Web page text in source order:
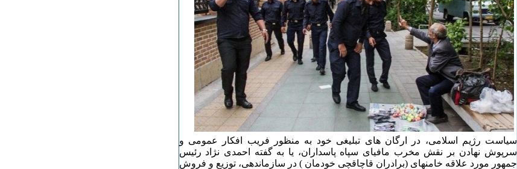
سیاست رژیم اسلامی، در ارگان های تبلیغی خود به منظور فریب افکار عمومی و
سرپوش نهادن بر نقش مخرب مافیای سپاه پاسداران، یا به گفته احمدی نژاد رئیس
جمهور مورد علاقه خامنهای (برادران قاچاقچی خودمان ) در سازماندهی، توزیع و فروش